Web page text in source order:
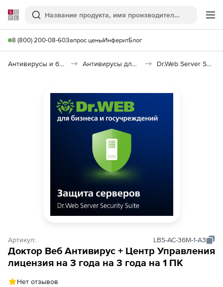
Softline
Поиск
8 (800) 200-08-60Запрос ценыИнферитБлог
Антивирусы и безопасность Антивирусы для организаций Dr.Web Server Security Suite Base Price
Артикул: LBS-AC-36M-1-A3
Доктор Веб Антивирус + Центр Управления
лицензия на 3 года на 3 года на 1 ПК
Нет отзывов